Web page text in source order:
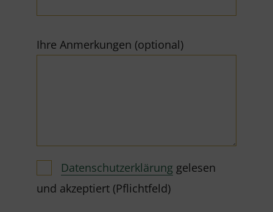
Ihre Anmerkungen (optional)
Datenschutzerklärung gelesen
und akzeptiert (Pflichtfeld)